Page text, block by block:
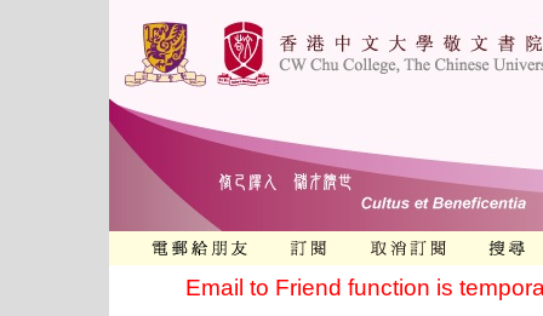
Email to Friend function is